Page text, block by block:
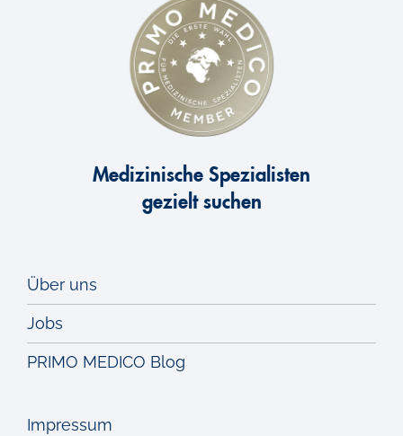
Medizinische Spezialisten
gezielt suchen
Über uns
Jobs
PRIMO MEDICO Blog
Impressum